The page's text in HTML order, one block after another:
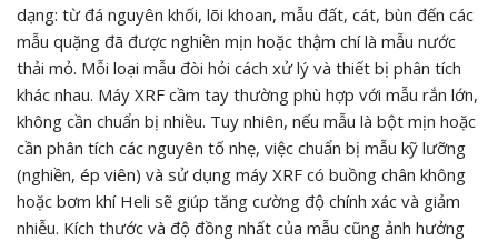
dạng: từ đá nguyên khối, lõi khoan, mẫu đất, cát, bùn đến các
mẫu quặng đã được nghiền mịn hoặc thậm chí là mẫu nước
thải mỏ. Mỗi loại mẫu đòi hỏi cách xử lý và thiết bị phân tích
khác nhau. Máy XRF cầm tay thường phù hợp với mẫu rắn lớn,
không cần chuẩn bị nhiều. Tuy nhiên, nếu mẫu là bột mịn hoặc
cần phân tích các nguyên tố nhẹ, việc chuẩn bị mẫu kỹ lưỡng
(nghiền, ép viên) và sử dụng máy XRF có buồng chân không
hoặc bơm khí Heli sẽ giúp tăng cường độ chính xác và giảm
nhiễu. Kích thước và độ đồng nhất của mẫu cũng ảnh hưởng